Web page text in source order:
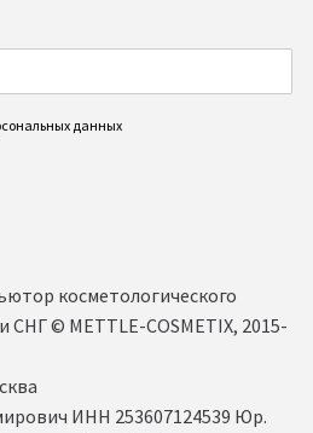
данных
косметологического
СНГ ©️ METTLE-COSMETIX, 2015-
ИНН 253607124539 Юр.